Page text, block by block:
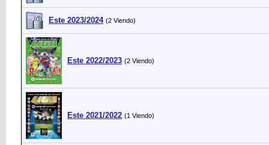
Este 2023/2024 (2 Viendo)
Este 2022/2023 (2 Viendo)
Este 2021/2022 (1 Viendo)